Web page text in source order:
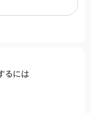
ごせるシェルター施設
医療費が発生してい
るには